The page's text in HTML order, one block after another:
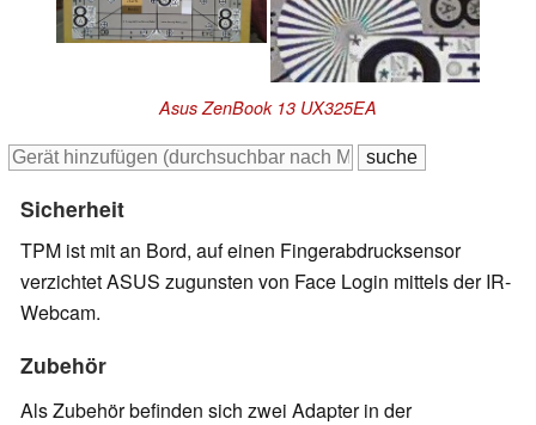
Asus ZenBook 13 UX325EA
Sicherheit
TPM ist mit an Bord, auf einen Fingerabdrucksensor
verzichtet ASUS zugunsten von Face Login mittels der IR-
Webcam.
Zubehör
Als Zubehör befinden sich zwei Adapter in der